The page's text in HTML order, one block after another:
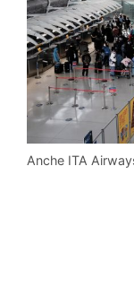
Anche ITA